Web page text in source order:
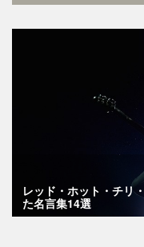
レッド・ホット・チリ
た名言集14選